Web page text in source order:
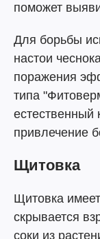
поможет
Для борьбы
настои
поражения
типа
естественный
привлечение
Щитовка
Щитовка
скрывается
соки из